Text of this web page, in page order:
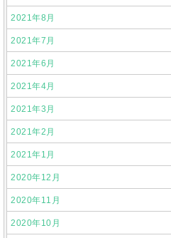
2021年8月
2021年7月
2021年6月
2021年4月
2021年3月
2021年2月
2021年1月
2020年12月
2020年11月
2020年10月